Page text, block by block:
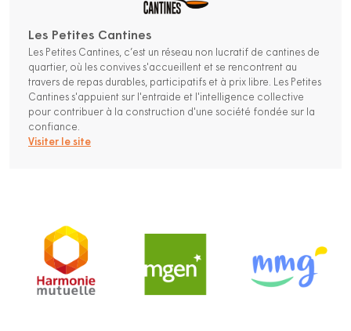
Les Petites Cantines
Les Petites Cantines, c’est un réseau non lucratif de cantines de
quartier, où les convives s'accueillent et se rencontrent au
travers de repas durables, participatifs et à prix libre. Les Petites
Cantines s'appuient sur l'entraide et l'intelligence collective
pour contribuer à la construction d'une société fondée sur la
confiance.
Visiter le site